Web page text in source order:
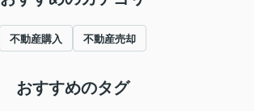
不動産購入 不動産売却
おすすめのタグ